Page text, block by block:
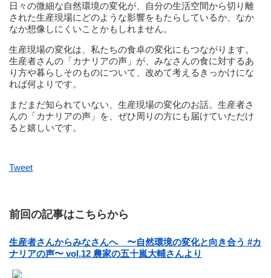
日々の微細な自然環境の変化が、自分の生活空間から切り離
された生産現場にどのような影響をもたらしているか、なか
なか想像しにくいことかもしれません。
生産現場の変化は、私たちの食卓の変化にもつながります。
生産者さんの「カナリアの声」が、みなさんの食に対するあ
り方や暮らしそのものについて、改めて考えるきっかけにな
れば何よりです。
まだまだ知られていない、生産現場の変化のお話。生産者さ
んの「カナリアの声」を、ぜひ周りの方にも届けていただけ
ると嬉しいです。
Tweet
前回の記事はこちらから
生産者さんからみなさんへ 〜自然環境の変化と向き合う #カ
ナリアの声〜 vol.12 農家の五十嵐大輔さんより